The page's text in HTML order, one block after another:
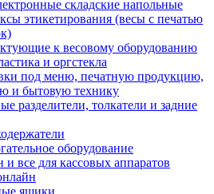
складские напольные
этикетирования (весы с печатью
к весовому оборудованию
и оргстекла
под меню, печатную продукцию,
и бытовую технику
разделители, толкатели и задние
оборудование
все для кассовых аппаратов
ящики